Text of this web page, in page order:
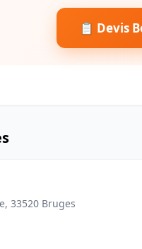
📋 Devis
33520 Bruges